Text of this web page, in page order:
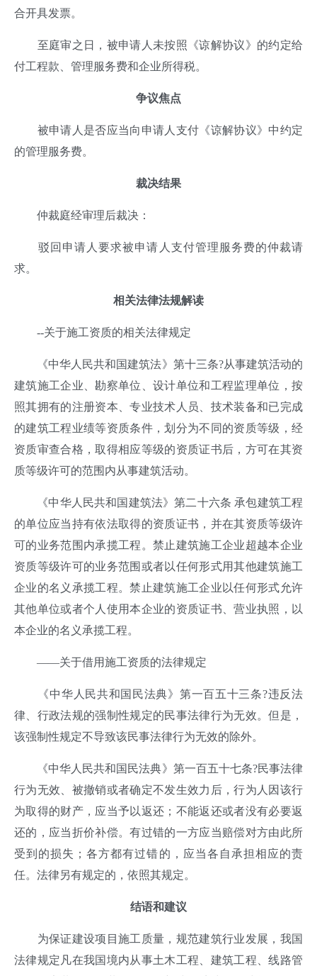
合开具发票。
至庭审之日，被申请人未按照《谅解协议》的约定给
付工程款、管理服务费和企业所得税。
争议焦点
被申请人是否应当向申请人支付《谅解协议》中约定
的管理服务费。
裁决结果
仲裁庭经审理后裁决：
驳回申请人要求被申请人支付管理服务费的仲裁请
求。
相关法律法规解读
--关于施工资质的相关法律规定
《中华人民共和国建筑法》第十三条?从事建筑活动的
建筑施工企业、勘察单位、设计单位和工程监理单位，按
照其拥有的注册资本、专业技术人员、技术装备和已完成
的建筑工程业绩等资质条件，划分为不同的资质等级，经
资质审查合格，取得相应等级的资质证书后，方可在其资
质等级许可的范围内从事建筑活动。
《中华人民共和国建筑法》第二十六条 承包建筑工程
的单位应当持有依法取得的资质证书，并在其资质等级许
可的业务范围内承揽工程。禁止建筑施工企业超越本企业
资质等级许可的业务范围或者以任何形式用其他建筑施工
企业的名义承揽工程。禁止建筑施工企业以任何形式允许
其他单位或者个人使用本企业的资质证书、营业执照，以
本企业的名义承揽工程。
——关于借用施工资质的法律规定
《中华人民共和国民法典》第一百五十三条?违反法
律、行政法规的强制性规定的民事法律行为无效。但是，
该强制性规定不导致该民事法律行为无效的除外。
《中华人民共和国民法典》第一百五十七条?民事法律
行为无效、被撤销或者确定不发生效力后，行为人因该行
为取得的财产，应当予以返还；不能返还或者没有必要返
还的，应当折价补偿。有过错的一方应当赔偿对方由此所
受到的损失；各方都有过错的，应当各自承担相应的责
任。法律另有规定的，依照其规定。
结语和建议
为保证建设项目施工质量，规范建筑行业发展，我国
法律规定凡在我国境内从事土木工程、建筑工程、线路管